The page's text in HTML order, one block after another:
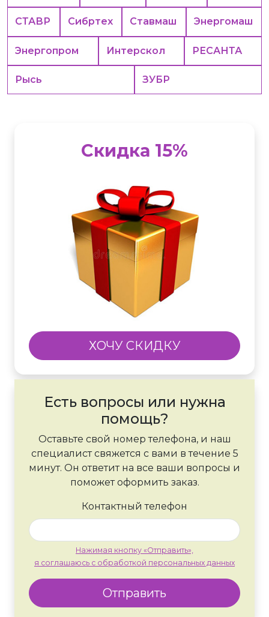
СТАВР Сибртех Ставмаш Энергомаш
Энергопром Интерскол РЕСАНТА
Рысь ЗУБР
Скидка 15%
ХОЧУ СКИДКУ
Есть вопросы или нужна
помощь?
Оставьте свой номер телефона, и наш
специалист свяжется с вами в течение 5
минут. Он ответит на все ваши вопросы и
поможет оформить заказ.
Контактный телефон
Нажимая кнопку «Отправить»,
я соглашаюсь с обработкой персональных данных
Отправить